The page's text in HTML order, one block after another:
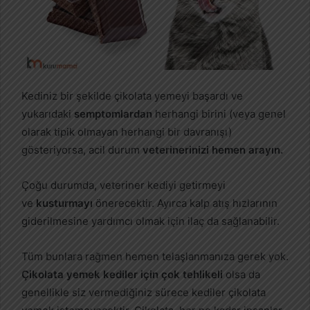
Kediniz bir şekilde çikolata yemeyi başardı ve
yukarıdaki semptomlardan herhangi birini (veya genel
olarak tipik olmayan herhangi bir davranışı)
gösteriyorsa, acil durum veterinerinizi hemen arayın.
Çoğu durumda, veteriner kediyi getirmeyi
ve kusturmayı önerecektir. Ayırca kalp atış hızlarının
giderilmesine yardımcı olmak için ilaç da sağlanabilir.
Tüm bunlara rağmen hemen telaşlanmanıza gerek yok.
Çikolata yemek kediler için çok tehlikeli olsa da
genellikle siz vermediğiniz sürece kediler çikolata